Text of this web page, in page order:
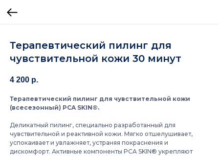
Терапевтический пилинг для
чувствительной кожи 30 минут
4 200 р.
Терапевтический пилинг для чувствительной кожи
(всесезонный) PCA SKIN®.
Деликатный пилинг, специально разработанный для
чувствительной и реактивной кожи. Мягко отшелушивает,
успокаивает и увлажняет, устраняя покраснения и
дискомфорт. Активные компоненты PCA SKIN® укрепляют